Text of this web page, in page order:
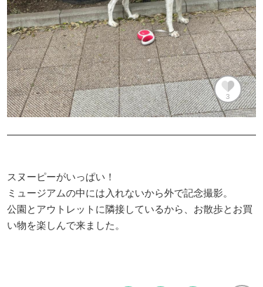
3
スヌーピーがいっぱい！
ミュージアムの中には入れないから外で記念撮影。
公園とアウトレットに隣接しているから、お散歩とお買
い物を楽しんで来ました。